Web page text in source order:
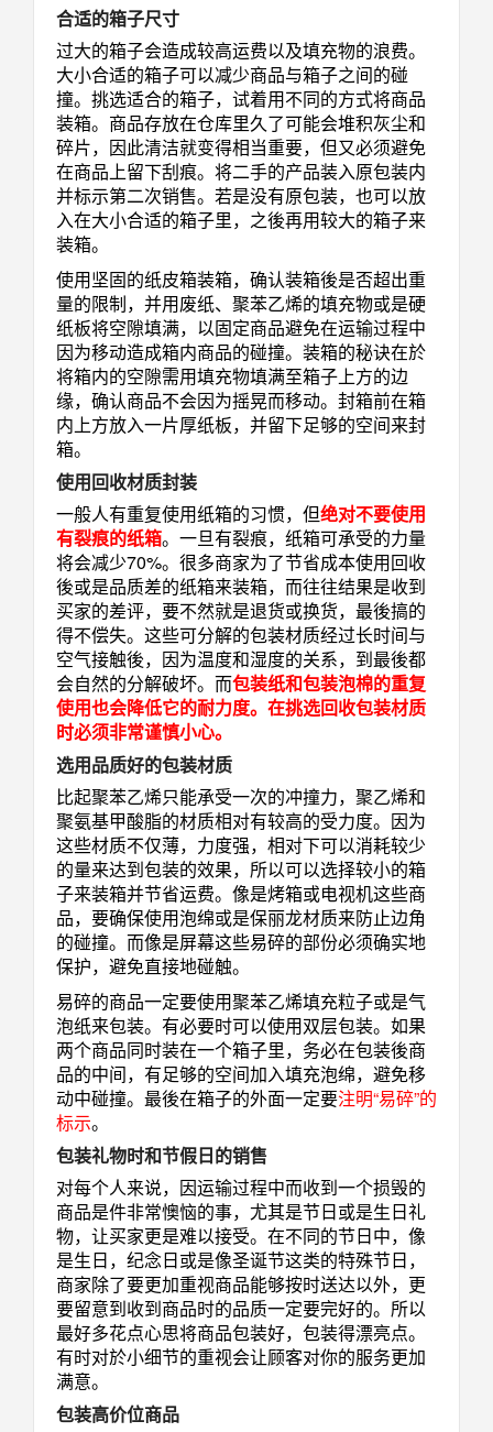
合适的箱子尺寸
过大的箱子会造成较高运费以及填充物的浪费。
大小合适的箱子可以减少商品与箱子之间的碰
撞。挑选适合的箱子，试着用不同的方式将商品
装箱。商品存放在仓库里久了可能会堆积灰尘和
碎片，因此清洁就变得相当重要，但又必须避免
在商品上留下刮痕。将二手的产品装入原包装内
并标示第二次销售。若是没有原包装，也可以放
入在大小合适的箱子里，之後再用较大的箱子来
装箱。
使用坚固的纸皮箱装箱，确认装箱後是否超出重
量的限制，并用废纸、聚苯乙烯的填充物或是硬
纸板将空隙填满，以固定商品避免在运输过程中
因为移动造成箱内商品的碰撞。装箱的秘诀在於
将箱内的空隙需用填充物填满至箱子上方的边
缘，确认商品不会因为摇晃而移动。封箱前在箱
内上方放入一片厚纸板，并留下足够的空间来封
箱。
使用回收材质封装
一般人有重复使用纸箱的习惯，但绝对不要使用
有裂痕的纸箱。一旦有裂痕，纸箱可承受的力量
将会减少70%。很多商家为了节省成本使用回收
後或是品质差的纸箱来装箱，而往往结果是收到
买家的差评，要不然就是退货或换货，最後搞的
得不偿失。这些可分解的包装材质经过长时间与
空气接触後，因为温度和湿度的关系，到最後都
会自然的分解破坏。而包装纸和包装泡棉的重复
使用也会降低它的耐力度。在挑选回收包装材质
时必须非常谨慎小心。
选用品质好的包装材质
比起聚苯乙烯只能承受一次的冲撞力，聚乙烯和
聚氨基甲酸脂的材质相对有较高的受力度。因为
这些材质不仅薄，力度强，相对下可以消耗较少
的量来达到包装的效果，所以可以选择较小的箱
子来装箱并节省运费。像是烤箱或电视机这些商
品，要确保使用泡绵或是保丽龙材质来防止边角
的碰撞。而像是屏幕这些易碎的部份必须确实地
保护，避免直接地碰触。
易碎的商品一定要使用聚苯乙烯填充粒子或是气
泡纸来包装。有必要时可以使用双层包装。如果
两个商品同时装在一个箱子里，务必在包装後商
品的中间，有足够的空间加入填充泡绵，避免移
动中碰撞。最後在箱子的外面一定要注明“易碎”的
标示。
包装礼物时和节假日的销售
对每个人来说，因运输过程中而收到一个损毁的
商品是件非常懊恼的事，尤其是节日或是生日礼
物，让买家更是难以接受。在不同的节日中，像
是生日，纪念日或是像圣诞节这类的特殊节日，
商家除了要更加重视商品能够按时送达以外，更
要留意到收到商品时的品质一定要完好的。所以
最好多花点心思将商品包装好，包装得漂亮点。
有时对於小细节的重视会让顾客对你的服务更加
满意。
包装高价位商品